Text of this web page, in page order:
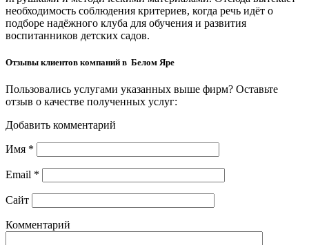
необходимость соблюдения критериев, когда речь идёт о
подборе надёжного клуба для обучения и развития
воспитанников детских садов.
Отзывы клиентов компаний в Белом Яре
Пользовались услугами указанных выше фирм? Оставьте
отзыв о качестве полученных услуг:
Добавить комментарий
Имя *
Email *
Сайт
Комментарий